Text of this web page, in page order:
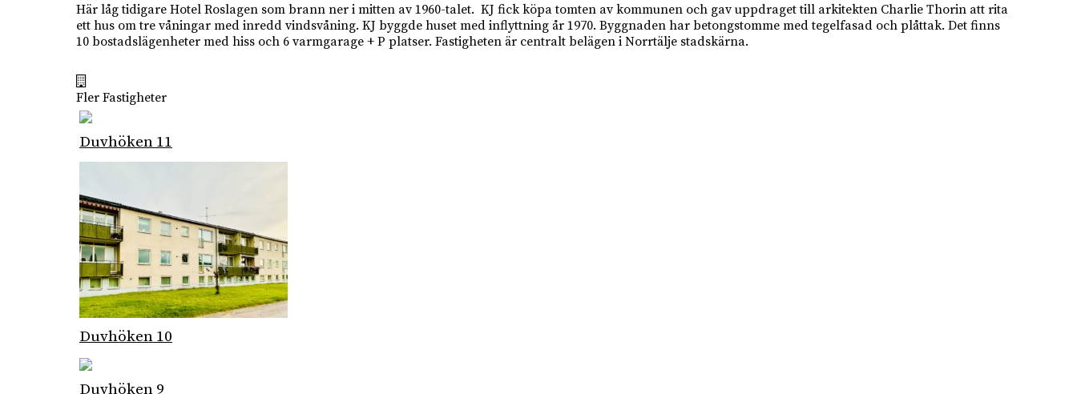
Här låg tidigare Hotel Roslagen som brann ner i mitten av 1960-talet. KJ fick köpa tomten av kommunen och gav uppdraget till arkitekten Charlie Thorin att rita
ett hus om tre våningar med inredd vindsvåning. KJ byggde huset med inflyttning år 1970. Byggnaden har betongstomme med tegelfasad och plåttak. Det finns
10 bostadslägenheter med hiss och 6 varmgarage + P platser. Fastigheten är centralt belägen i Norrtälje stadskärna.
Fler Fastigheter
Duvhöken 11
Duvhöken 10
Duvhöken 9